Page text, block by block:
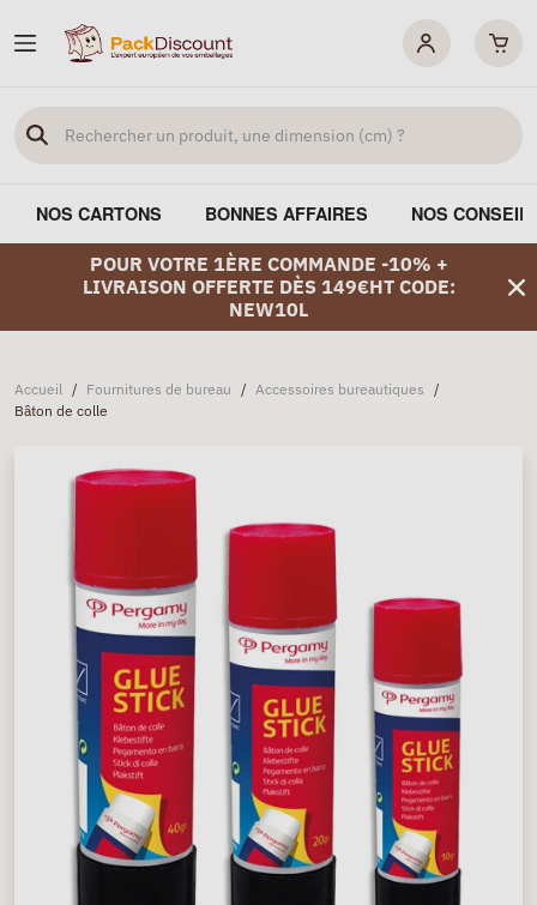
NOS CARTONS BONNES AFFAIRES NOS
POUR VOTRE 1ÈRE COMMANDE -10% +
LIVRAISON OFFERTE DÈS 149€HT CODE:
NEW10L
Accueil / Fournitures de bureau / Accessoires bureautiques /
Bâton de colle